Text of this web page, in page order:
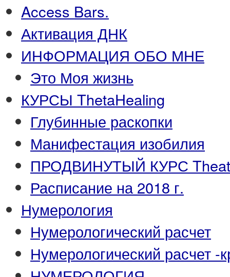
Access Bars.
Активация ДНК
ИНФОРМАЦИЯ ОБО МНЕ
Это Моя жизнь
КУРСЫ ThetaHealing
Глубинные раскопки
Манифестация изобилия
ПРОДВИНУТЫЙ КУРС
Расписание на 2018 г.
Нумерология
Нумерологический расчет
Нумерологический расчет -